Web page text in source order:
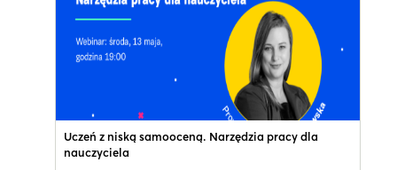
Uczeń z niską samooceną. Narzędzia pracy dla
nauczyciela